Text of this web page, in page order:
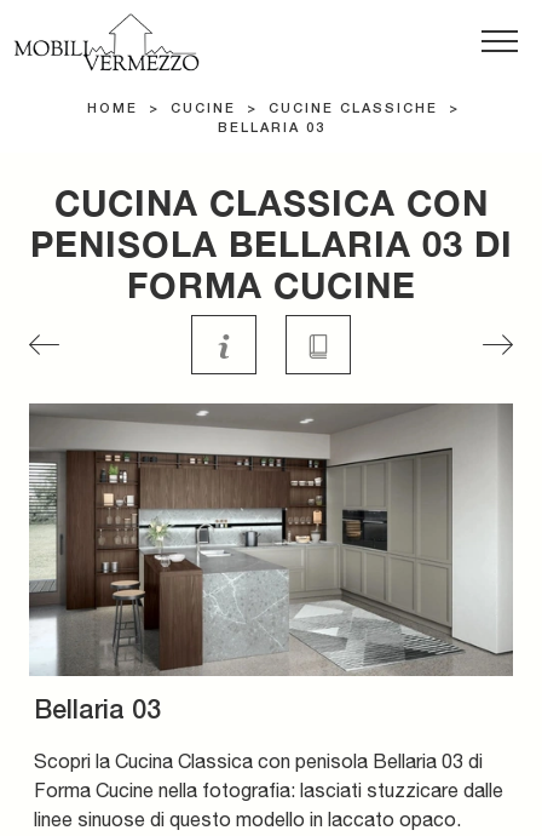
HOME > CUCINE > CUCINE CLASSICHE
>
BELLARIA 03
CUCINA CLASSICA CON
PENISOLA BELLARIA 03 DI
FORMA CUCINE
Bellaria 03
Scopri la Cucina Classica con penisola Bellaria 03 di
Forma Cucine nella fotografia: lasciati stuzzicare dalle
linee sinuose di questo modello in laccato opaco.